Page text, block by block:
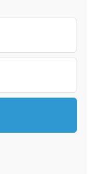
sem Desconto